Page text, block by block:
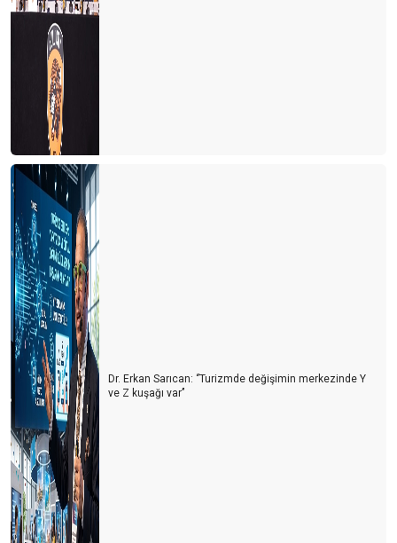
Dr. Erkan Sarıcan: ‘’Turizmde değişimin merkezinde Y
ve Z kuşağı var’’